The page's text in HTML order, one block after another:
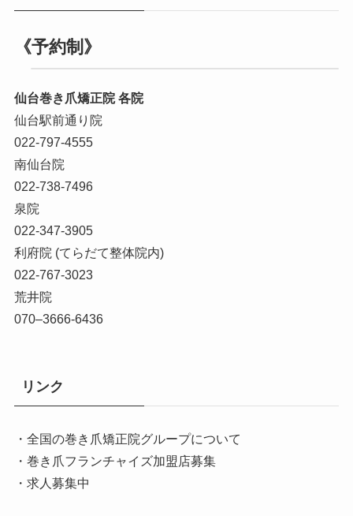
《予約制》
仙台巻き爪矯正院 各院
仙台駅前通り院
022-797-4555
南仙台院
022-738-7496
泉院
022-347-3905
利府院 (てらだて整体院内)
022-767-3023
荒井院
070–3666-6436
リンク
・全国の巻き爪矯正院グループについて
・巻き爪フランチャイズ加盟店募集
・求人募集中